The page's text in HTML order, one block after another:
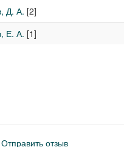
Д. А. [2]
Е. А. [1]
Отправить отзыв